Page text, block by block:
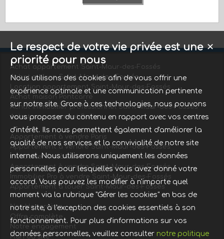
Achat appartement Saint-Maur-des-Fossés
Achat maison Saint-Maur-des-Fossés
Location appartement Saint-Maur-des-Fossés
Achat maison Pontcarré
Achat immobilier professionnel Saint-Maur-des-Fossés
Achat appartement Paris
Appartement à vendre Paris
Appartement à vendre Saint-Maur-des-Fossés
Immobilier Pro à vendre Saint-Maur-des-Fossés
Appartement à vendre Saint-Maur-des-Fossés
Immobilier Pro à vendre Saint-Maur-des-Fossés
Appartement à louer Saint-Maur-des-Fossés
Nos Honoraires
Offre complète
Notre engagement
Plan du site
✕
Le respect de votre vie privée est une
priorité pour nous
Nous utilisons des cookies afin de vous offrir une
expérience optimale et une communication pertinente
sur notre site. Grace à ces technologies, nous pouvons
vous proposer du contenu en rapport avec vos centres
d'intérêt. Ils nous permettent également d'améliorer la
qualité de nos services et la convivialité de notre site
internet. Nous utiliserons uniquement les données
personnelles pour lesquelles vous avez donné votre
accord. Vous pouvez les modifier à n'importe quel
moment via la rubrique "Gérer les cookies" en bas de
notre site, à l'exception des cookies essentiels à son
fonctionnement. Pour plus d'informations sur vos
données personnelles, veuillez consulter notre politique